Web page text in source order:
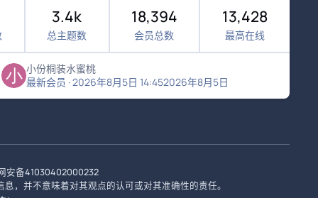
3.4k
总主题数
18,394
会员总数
13,428
最高在线
小份桐装水蜜桃
最新会员 ·2026年8月5日 14:452026年8月5日
安备41030402000232
，并不意味着对其观点的认可或对其准确性的责任。